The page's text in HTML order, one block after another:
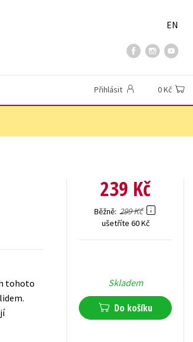
EN
Přihlásit 0 Kč
tohoto
239 Kč
Běžně 299 Kč
ušetříte 60 Kč
Skladem
Do košíku